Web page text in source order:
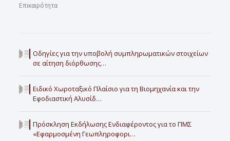
Επικαιρότητα
Οδηγίες για την υποβολή συμπληρωματικών στοιχείων
σε αίτηση διόρθωσης…
Ειδικό Χωροταξικό Πλαίσιο για τη Βιομηχανία και την
Εφοδιαστική Αλυσίδ…
Πρόσκληση Εκδήλωσης Ενδιαφέροντος για το ΠΜΣ
«Εφαρμοσμένη Γεωπληροφορι…